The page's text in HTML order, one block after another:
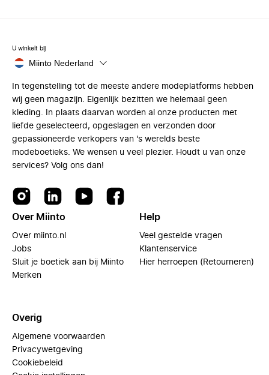
U winkelt bij
Miinto Nederland
In tegenstelling tot de meeste andere modeplatforms hebben
wij geen magazijn. Eigenlijk bezitten we helemaal geen
kleding. In plaats daarvan worden al onze producten met
liefde geselecteerd, opgeslagen en verzonden door
gepassioneerde verkopers van 's werelds beste
modeboetieks. We wensen u veel plezier. Houdt u van onze
services? Volg ons dan!
Over Miinto
Over miinto.nl
Jobs
Sluit je boetiek aan bij Miinto
Merken
Help
Veel gestelde vragen
Klantenservice
Hier herroepen (Retourneren)
Overig
Algemene voorwaarden
Privacywetgeving
Cookiebeleid